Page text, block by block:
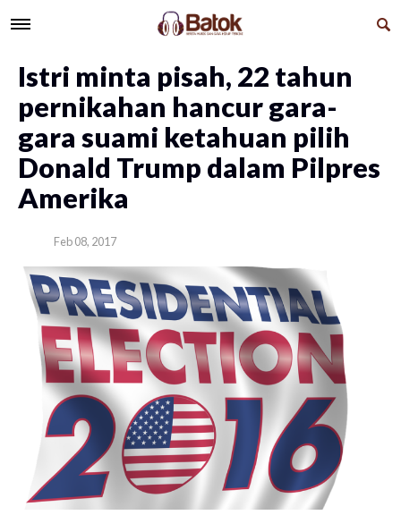
Istri minta pisah, 22 tahun
pernikahan hancur gara-
gara suami ketahuan pilih
Donald Trump dalam Pilpres
Amerika
Feb 08, 2017